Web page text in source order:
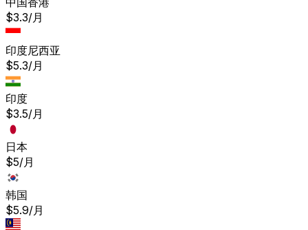
$3.3/月
印度尼西亚
$5.3/月
印度
$3.5/月
日本
$5/月
韩国
$5.9/月